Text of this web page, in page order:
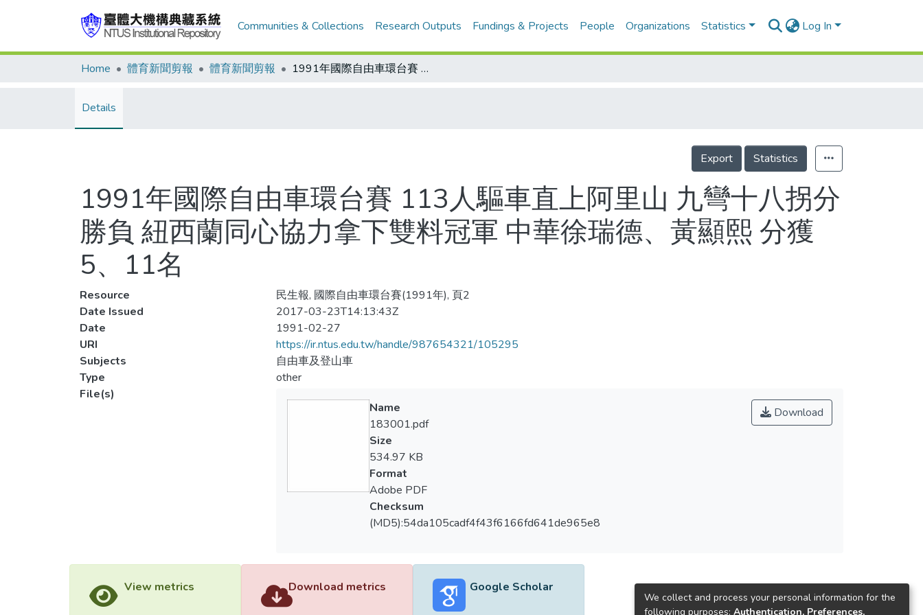
Communities & Collections Research Outputs Fundings & Projects People Organizations Statistics Log In
Home 體育新聞剪報 體育新聞剪報 1991年國際自由車環台賽 113人驅車直上阿里山 九彎十八拐分勝負 紐西蘭同心協力拿下雙料冠軍 中華徐瑞德、黃顯熙 分獲5、11名
Details
Export Statistics
1991年國際自由車環台賽 113人驅車直上阿里山 九彎十八拐分
勝負 紐西蘭同心協力拿下雙料冠軍 中華徐瑞德、黃顯熙 分獲
5、11名
Resource
民生報, 國際自由車環台賽(1991年), 頁2
Date Issued
2017-03-23T14:13:43Z
Date
1991-02-27
URI
https://ir.ntus.edu.tw/handle/987654321/105295
Subjects
自由車及登山車
Type
other
File(s)
Download
Name
183001.pdf
Size
534.97 KB
Format
Adobe PDF
Checksum
(MD5):54da105cadf4f43f6166fd641de965e8
View metrics Download metrics Google Scholar
We collect and process your personal information for the
following purposes: Authentication, Preferences,